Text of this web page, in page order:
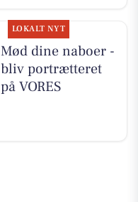
LOKALT NYT
Mød dine naboer -
bliv portrætteret
på VORES